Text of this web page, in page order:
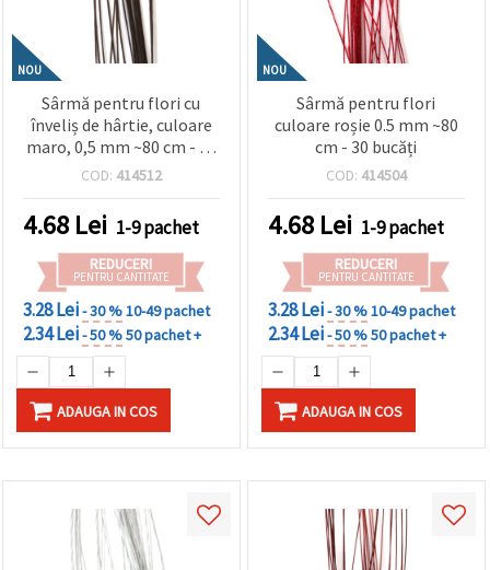
NOU
Sârmă pentru flori cu
înveliș de hârtie, culoare
maro, 0,5 mm ~80 cm - 30
bucăți
COD: 414512
4.68 Lei 1-9 pachet
REDUCERI
PENTRU CANTITATE
3.28 Lei- 30 %10-49 pachet
2.34 Lei- 50 %50 pachet +
ADAUGA IN COS
NOU
Sârmă pentru flori
culoare roșie 0.5 mm ~80
cm - 30 bucăți
COD: 414504
4.68 Lei 1-9 pachet
REDUCERI
PENTRU CANTITATE
3.28 Lei- 30 %10-49 pachet
2.34 Lei- 50 %50 pachet +
ADAUGA IN COS